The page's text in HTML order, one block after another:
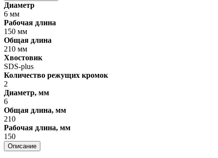
Диаметр
6 мм
Рабочая длина
150 мм
Общая длина
210 мм
Хвостовик
SDS-plus
Количество режущих кромок
2
Диаметр, мм
6
Общая длина, мм
210
Рабочая длина, мм
150
Описание